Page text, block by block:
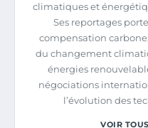
climatiques et
Ses reportages
compensation
du changement
énergies
négociations
l’évolution des
VOIR